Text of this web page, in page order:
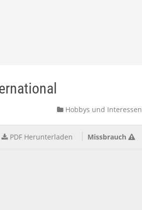
Hobbys und Interessen
PDF Herunterladen Missbrauch